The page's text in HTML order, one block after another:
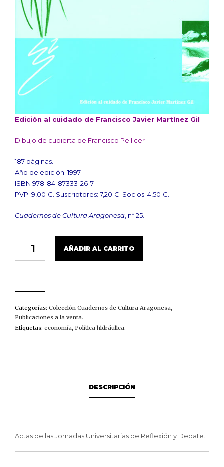
Edición al cuidado de Francisco Javier Martínez Gil
Dibujo de cubierta de Francisco Pellicer
187 páginas.
Año de edición: 1997.
ISBN 978-84-87333-26-7.
PVP: 9,00 €. Suscriptores: 7,20 €. Socios: 4,50 €.
Cuadernos de Cultura Aragonesa , nº 25.
A
PACTO
DEL
AGUA
AÑADIR AL CARRITO
Categorías: Colección Cuadernos de Cultura Aragonesa,
Publicaciones a la venta.
Etiquetas: economía, Política hidráulica.
DESCRIPCIÓN
Actas de las Jornadas Universitarias de Reflexión y Debate.